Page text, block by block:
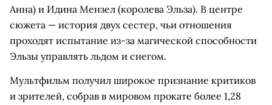
Анна) и Идина Мензел (королева Эльза). В центре
сюжета — история двух сестер, чьи отношения
проходят испытание из-за магической способности
Эльзы управлять льдом и снегом.
Мультфильм получил широкое признание критиков
и зрителей, собрав в мировом прокате более 1,28